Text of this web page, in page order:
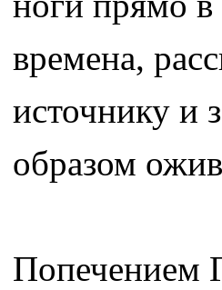
времена,
источнику и
образом
Попечением